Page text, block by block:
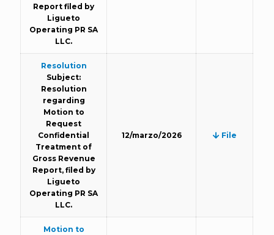
Report filed by
Ligueto
Operating PR SA
LLC.
Resolution
Subject:
Resolution
regarding
Motion to
Request
Confidential
Treatment of
Gross Revenue
Report, filed by
Ligueto
Operating PR SA
LLC.
12/marzo/2026 File
Motion to